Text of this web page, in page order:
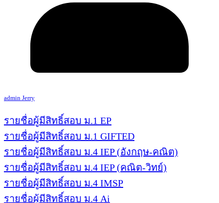
admin Jerry
รายชื่อผู้มีสิทธิ์สอบ ม.1 EP
รายชื่อผู้มีสิทธิ์สอบ ม.1 GIFTED
รายชื่อผู้มีสิทธิ์สอบ ม.4 IEP (อังกฤษ-คณิต)
รายชื่อผู้มีสิทธิ์สอบ ม.4 IEP (คณิต-วิทย์)
รายชื่อผู้มีสิทธิ์สอบ ม.4 IMSP
รายชื่อผู้มีสิทธิ์สอบ ม.4 Ai